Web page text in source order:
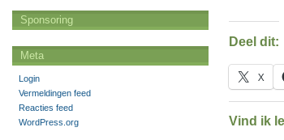
Deel dit:
X
Vind ik
Sponsoring
Meta
Login
Vermeldingen feed
Reacties feed
WordPress.org